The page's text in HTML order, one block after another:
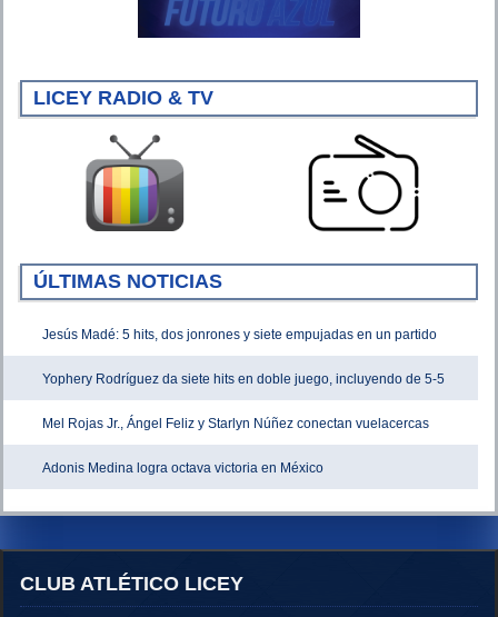
LICEY RADIO & TV
ÚLTIMAS NOTICIAS
Jesús Madé: 5 hits, dos jonrones y siete empujadas en un partido
Yophery Rodríguez da siete hits en doble juego, incluyendo de 5-5
Mel Rojas Jr., Ángel Feliz y Starlyn Núñez conectan vuelacercas
Adonis Medina logra octava victoria en México
CLUB ATLÉTICO LICEY